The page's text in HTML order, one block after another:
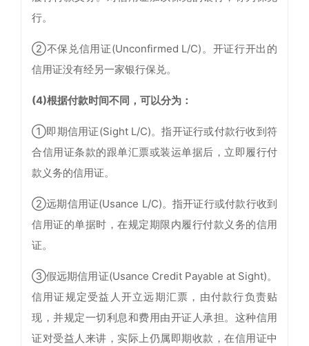
行。
②不保兑信用证(Unconfirmed L/C)。开证行开出的
信用证没有经另一家银行保兑。
(4)根据付款时间不同，可以分为：
①即期信用证(Sight L/C)。指开证行或付款行收到符
合信用证条款的跟单汇票或装运单据后，立即履行付
款义务的信用证。
②远期信用证(Usance L/C)。指开证行或付款行收到
信用证的单据时，在规定期限内履行付款义务的信用
证。
③假远期信用证(Usance Credit Payable at Sight)。
信用证规定受益人开立远期汇票，由付款行负责贴
现，并规定一切利息和费用由开证人承担。这种信用
证对受益人来讲，实际上仍属即期收款，在信用证中